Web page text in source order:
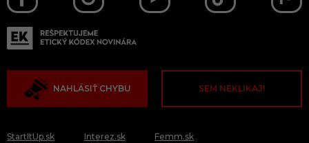
NAHLÁSIŤ CHYBU SEM NEKLIKAJ!
StartItUp.sk Interez.sk Femm.sk